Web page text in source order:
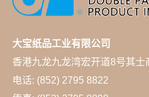
大宝纸品工业有限公司
香港九龙九龙湾宏开道8号其士
电话: (852) 2795 8822